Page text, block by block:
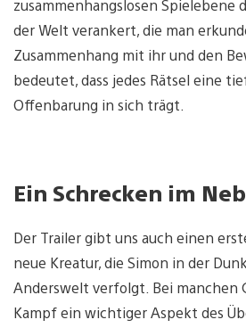
zusammenhangslosen Spielebene
der Welt verankert, die man
Zusammenhang mit ihr und den
bedeutet, dass jedes Rätsel eine
Offenbarung in sich trägt.
Ein Schrecken im
Der Trailer gibt uns auch einen
neue Kreatur, die Simon in der
Anderswelt verfolgt. Bei manchen
Kampf ein wichtiger Aspekt des